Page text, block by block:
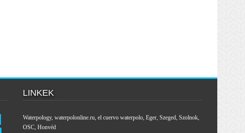
LINKEK
Waterpology, waterpolonline.ru, el cuervo waterpolo, Eger, Szeged, Szolnok,
OSC, Honvéd